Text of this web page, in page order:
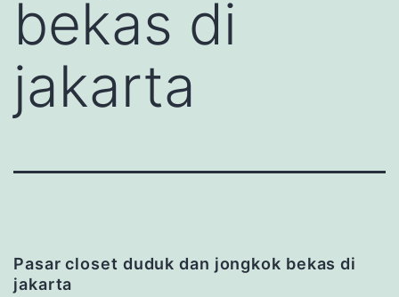
bekas di
jakarta
Pasar closet duduk dan jongkok bekas di
jakarta